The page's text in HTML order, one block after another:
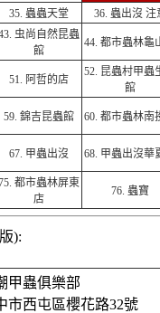
35. 蟲蟲天堂 36. 蟲出沒 注
虫尚自然昆蟲
館
44. 都市蟲林龜
51. 阿哲的店
52. 昆蟲村甲蟲
館
59. 錦吉昆蟲館 60. 都市蟲林南
67. 甲蟲出沒 68. 甲蟲出沒華
都市蟲林屏東
店
76. 蟲寶
):
甲蟲俱樂部
市西屯區櫻花路32號